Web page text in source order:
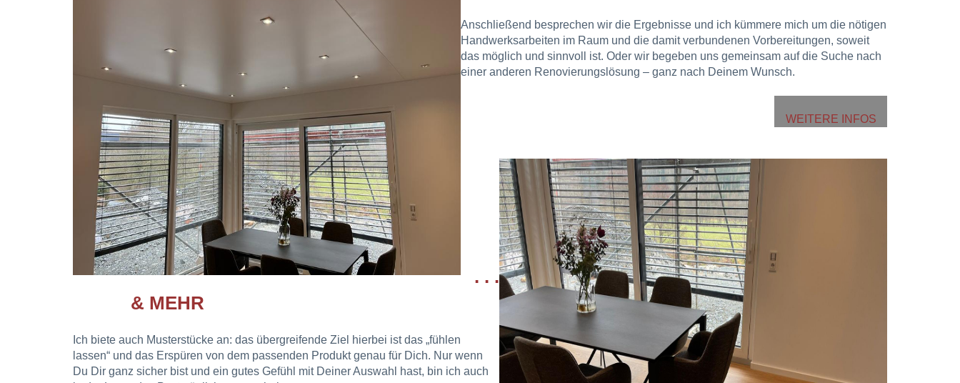
Anschließend besprechen wir die Ergebnisse und ich kümmere mich um die nötigen
Handwerksarbeiten im Raum und die damit verbundenen Vorbereitungen, soweit
das möglich und sinnvoll ist. Oder wir begeben uns gemeinsam auf die Suche nach
einer anderen Renovierungslösung – ganz nach Deinem Wunsch.
WEITERE INFOS
. . .
& MEHR
Ich biete auch Musterstücke an: das übergreifende Ziel hierbei ist das „fühlen
lassen“ und das Erspüren von dem passenden Produkt genau für Dich. Nur wenn
Du Dir ganz sicher bist und ein gutes Gefühl mit Deiner Auswahl hast, bin ich auch